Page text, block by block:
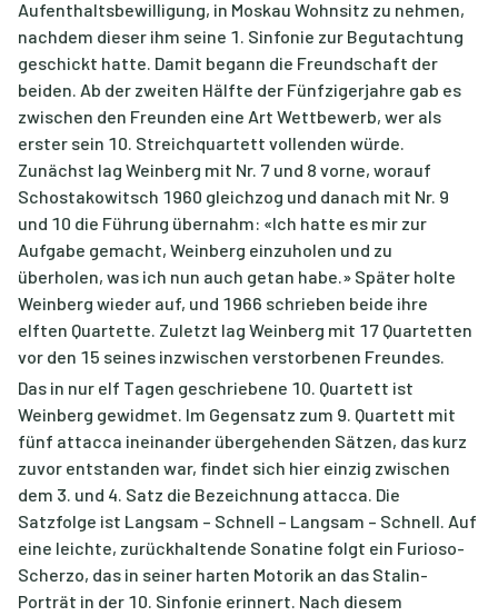
Aufenthaltsbewilligung, in Moskau Wohnsitz zu nehmen,
nachdem dieser ihm seine 1. Sinfonie zur Begutachtung
geschickt hatte. Damit begann die Freundschaft der
beiden. Ab der zweiten Hälfte der Fünfzigerjahre gab es
zwischen den Freunden eine Art Wettbewerb, wer als
erster sein 10. Streichquartett vollenden würde.
Zunächst lag Weinberg mit Nr. 7 und 8 vorne, worauf
Schostakowitsch 1960 gleichzog und danach mit Nr. 9
und 10 die Führung übernahm: «Ich hatte es mir zur
Aufgabe gemacht, Weinberg einzuholen und zu
überholen, was ich nun auch getan habe.» Später holte
Weinberg wieder auf, und 1966 schrieben beide ihre
elften Quartette. Zuletzt lag Weinberg mit 17 Quartetten
vor den 15 seines inzwischen verstorbenen Freundes.
Das in nur elf Tagen geschriebene 10. Quartett ist
Weinberg gewidmet. Im Gegensatz zum 9. Quartett mit
fünf attacca ineinander übergehenden Sätzen, das kurz
zuvor entstanden war, findet sich hier einzig zwischen
dem 3. und 4. Satz die Bezeichnung attacca. Die
Satzfolge ist Langsam – Schnell – Langsam – Schnell. Auf
eine leichte, zurückhaltende Sonatine folgt ein Furioso-
Scherzo, das in seiner harten Motorik an das Stalin-
Porträt in der 10. Sinfonie erinnert. Nach diesem